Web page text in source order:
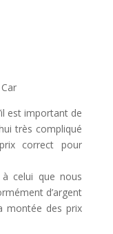
est important de
très compliqué
correct pour
celui que nous
d’argent
montée des prix